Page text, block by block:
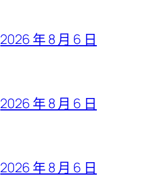
2026 年 8 月 6 日
2026 年 8 月 6 日
2026 年 8 月 6 日